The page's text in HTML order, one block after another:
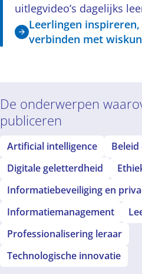
uitlegvideo’s dagelijks
Leerlingen
verbinden met
De onderwerpen
publiceren
Artificial intelligence
Digitale geletterdheid
Informatiebeveiliging en
Informatiemanagement
Professionalisering leraar
Technologische innovatie